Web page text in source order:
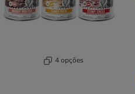
4 opções